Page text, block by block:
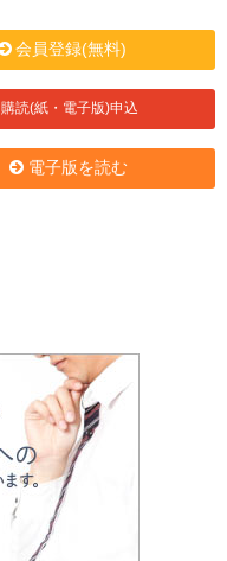
会員登録(無料)
購読(紙・電子版)申込
電子版を読む